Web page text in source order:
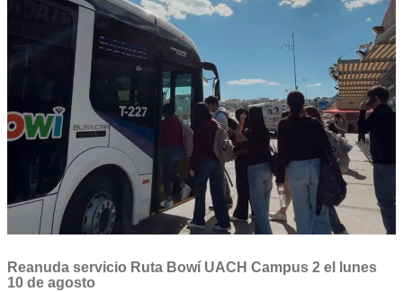
Reanuda servicio Ruta Bowí UACH Campus 2 el lunes
10 de agosto